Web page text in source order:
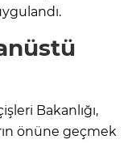
Bakanlığı,
önüne geçmek